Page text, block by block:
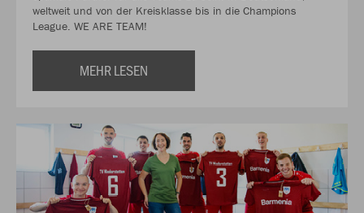
weltweit und von der Kreisklasse bis in die Champions
League. WE ARE TEAM!
MEHR LESEN